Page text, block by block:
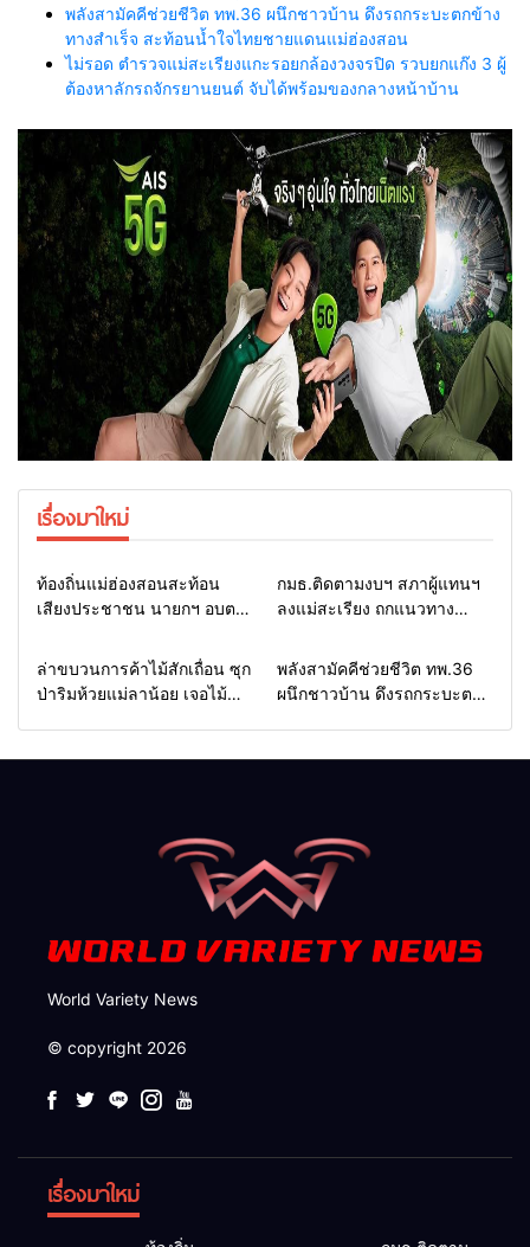
พลังสามัคคีช่วยชีวิต ทพ.36 ผนึกชาวบ้าน ดึงรถกระบะตกข้าง
ทางสำเร็จ สะท้อนน้ำใจไทยชายแดนแม่ฮ่องสอน
ไม่รอด ตำรวจแม่สะเรียงแกะรอยกล้องวงจรปิด รวบยกแก๊ง 3 ผู้
ต้องหาลักรถจักรยานยนต์ จับได้พร้อมของกลางหน้าบ้าน
เรื่องมาใหม่
Home รอบรั้วทั่วไทย
ท้องถิ่นแม่ฮ่องสอนสะท้อน
เสียงประชาชน นายกฯ อบต.-
สภาฯ ขอหนุนงบพัฒนาถนน
แหล่งน้ำ และท่องเที่ยว
Home รอบรั้วทั่วไทย
กมธ.ติดตามงบฯ สภาผู้แทนฯ
ลงแม่สะเรียง ถกแนวทาง
พื้นที่ หนุนท่องเที่ยว 3 อำเภอ
ชายแดน
Home รอบรั้วทั่วไทย
ล่าขบวนการค้าไม้สักเถื่อน ซุก
ป่าริมห้วยแม่ลาน้อย เจอไม้
Home แวดวงทหาร
พลังสามัคคีช่วยชีวิต ทพ.36
ผนึกชาวบ้าน ดึงรถกระบะตก
World Variety News
© copyright 2026
เรื่องมาใหม่